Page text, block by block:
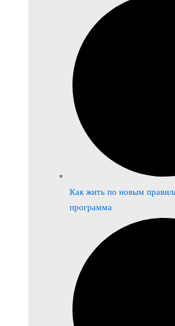
Как жить по новым
программа